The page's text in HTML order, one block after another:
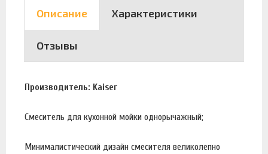
Описание Характеристики
Отзывы
Производитель: Kaiser
Смеситель для кухонной мойки однорычажный;
Минималистический дизайн смесителя великолепно